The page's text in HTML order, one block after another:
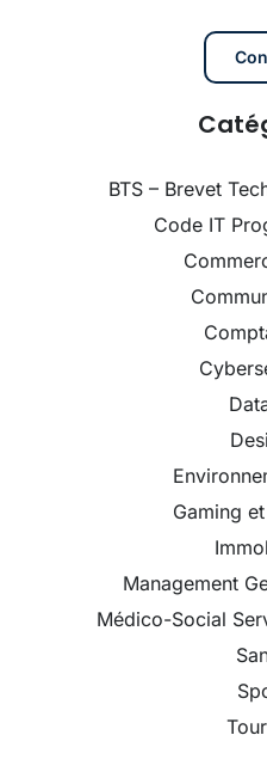
BTS – Brevet
Code IT
Gaming
Management
Médico-Social